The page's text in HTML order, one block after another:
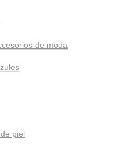
de moda
piel